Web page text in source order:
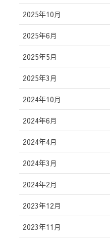
2025年10月
2025年6月
2025年5月
2025年3月
2024年10月
2024年6月
2024年4月
2024年3月
2024年2月
2023年12月
2023年11月